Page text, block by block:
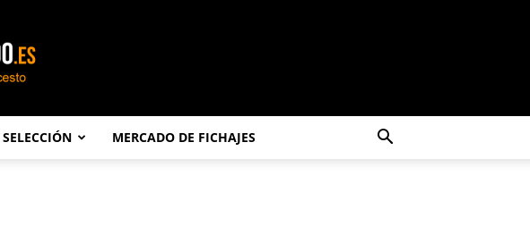
SELECCIÓN MERCADO DE FICHAJES